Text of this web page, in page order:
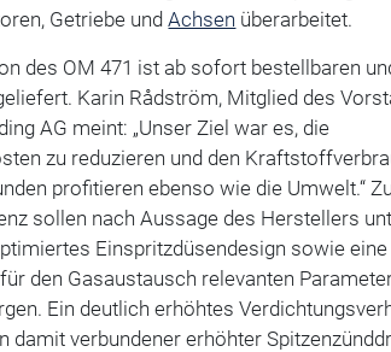
Getriebe undAchsen überarbeitet.
des OM 471 ist ab sofort bestellbaren
Karin Rådström, Mitglied des
AG meint: „Unser Ziel war es, die
zu reduzieren und den
profitieren ebenso wie die Umwelt.“
sollen nach Aussage des Herstellers
Einspritzdüsendesign sowie eine
den Gasaustausch relevanten
Ein deutlich erhöhtes
damit verbundener erhöhter